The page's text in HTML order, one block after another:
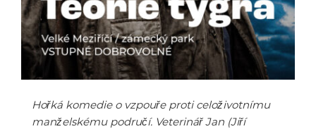
Hořká komedie o vzpouře proti celoživotnímu
manželskému područí. Veterinář Jan (Jiří